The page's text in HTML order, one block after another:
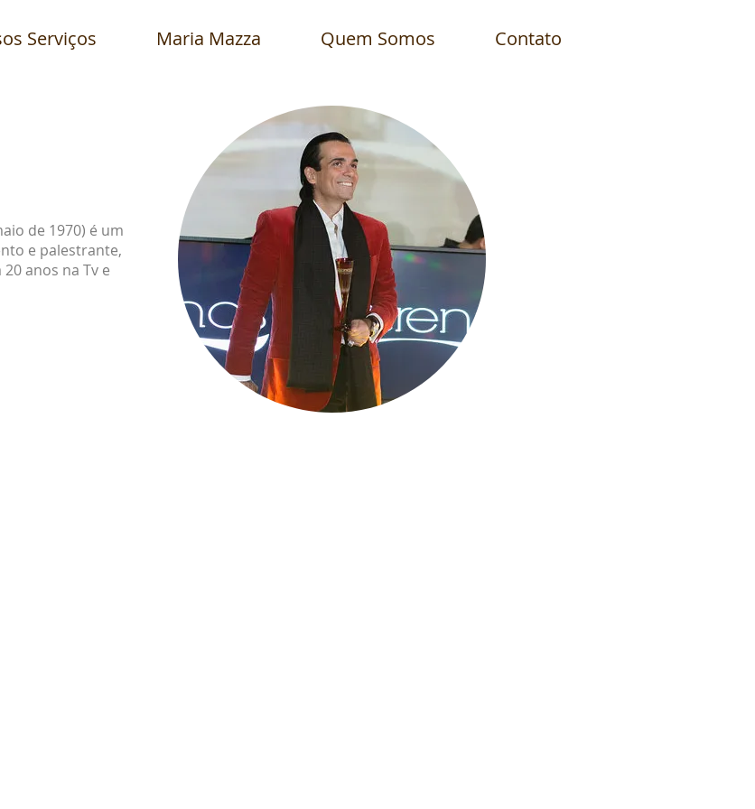
Serviços Maria Mazza Quem Somos Contato
de 1970) é um
e palestrante,
anos na Tv e